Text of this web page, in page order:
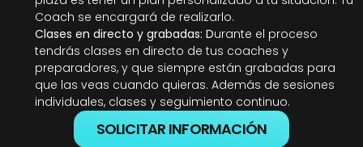
Coach se encargará de realizarlo.
Clases en directo y grabadas: Durante el proceso
tendrás clases en directo de tus coaches y
preparadores, y que siempre están grabadas para
que las veas cuando quieras. Además de sesiones
individuales, clases y seguimiento continuo.
SOLICITAR INFORMACIÓN